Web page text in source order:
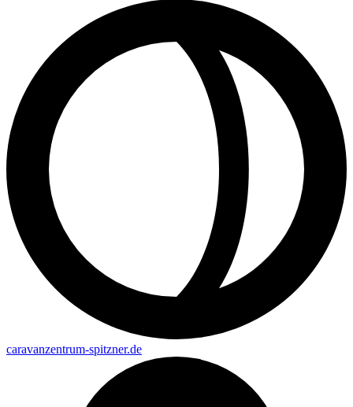
caravanzentrum-spitzner.de